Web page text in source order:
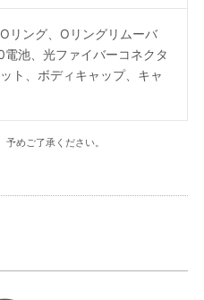
リング、Oリングリムーバ
池、光ファイバーコネクタ
ト、ボディキャップ、キャ
めご了承ください。